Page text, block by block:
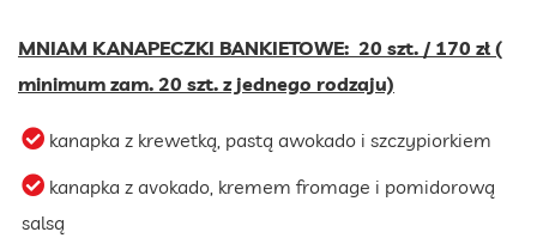
MNIAM KANAPECZKI BANKIETOWE: 20 szt. / 170 zł (
minimum zam. 20 szt. z jednego rodzaju)
kanapka z krewetką, pastą awokado i szczypiorkiem
kanapka z avokado, kremem fromage i pomidorową
salsą